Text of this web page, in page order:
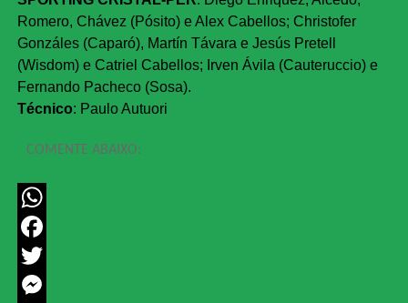
Romero, Chávez (Pósito) e Alex Cabellos; Christofer
Gonzáles (Caparó), Martín Távara e Jesús Pretell
(Wisdom) e Catriel Cabellos; Irven Ávila (Cauteruccio) e
Fernando Pacheco (Sosa).
Técnico: Paulo Autuori
COMENTE ABAIXO:
WhatsApp
Facebook
Twitter